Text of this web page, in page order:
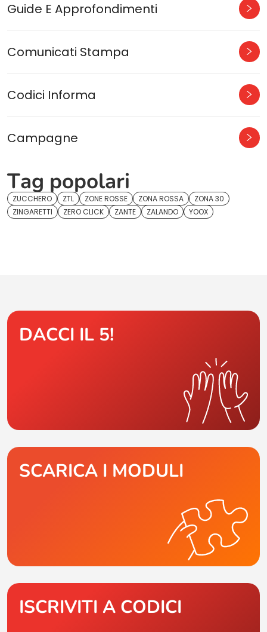
Guide E Approfondimenti
Comunicati Stampa
Codici Informa
Campagne
Tag popolari
ZUCCHERO ZTL ZONE ROSSE ZONA ROSSA
ZONA 30
ZINGARETTI
ZERO CLICK ZANTE ZALANDO YOOX
DACCI IL 5!
SCARICA I MODULI
ISCRIVITI A CODICI